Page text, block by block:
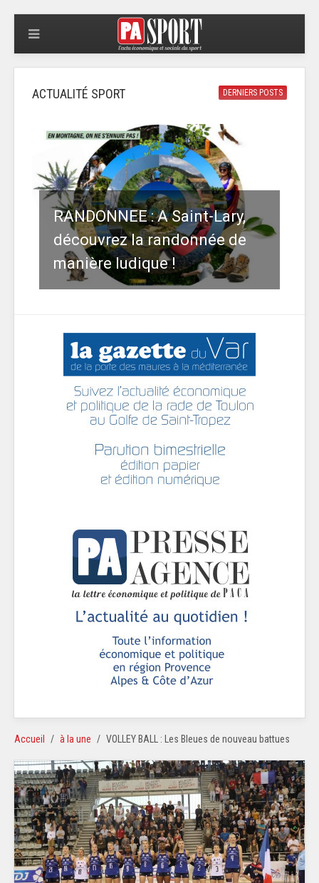
DERNIERS POSTS
ACTUALITÉ SPORT
RANDONNEE : A Saint-Lary,
découvrez la randonnée de
manière ludique !
Accueil à la une VOLLEY BALL : Les Bleues de nouveau battues